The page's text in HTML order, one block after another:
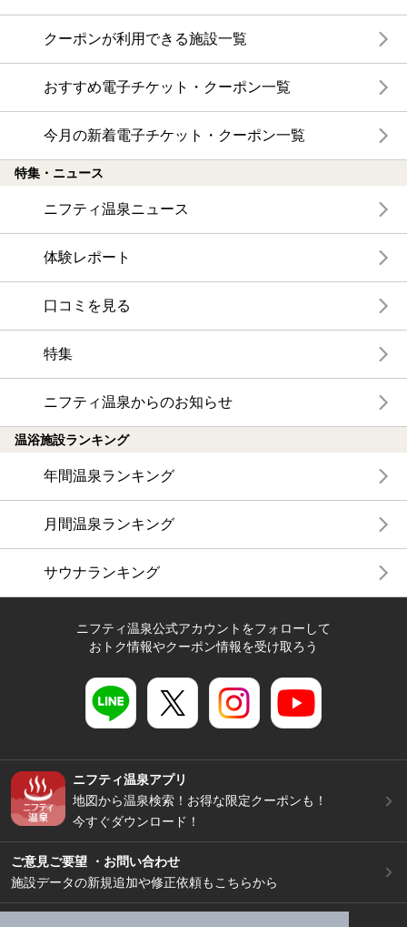
クーポンが利用できる施設一覧
おすすめ電子チケット・クーポン一覧
今月の新着電子チケット・クーポン一覧
特集・ニュース
ニフティ温泉ニュース
体験レポート
口コミを見る
特集
ニフティ温泉からのお知らせ
温浴施設ランキング
年間温泉ランキング
月間温泉ランキング
サウナランキング
ニフティ温泉公式アカウントをフォローして
おトク情報やクーポン情報を受け取ろう
ニフティ温泉アプリ
地図から温泉検索！お得な限定クーポンも！
今すぐダウンロード！
ご意見ご要望 ・お問い合わせ
施設データの新規追加や修正依頼もこちらから